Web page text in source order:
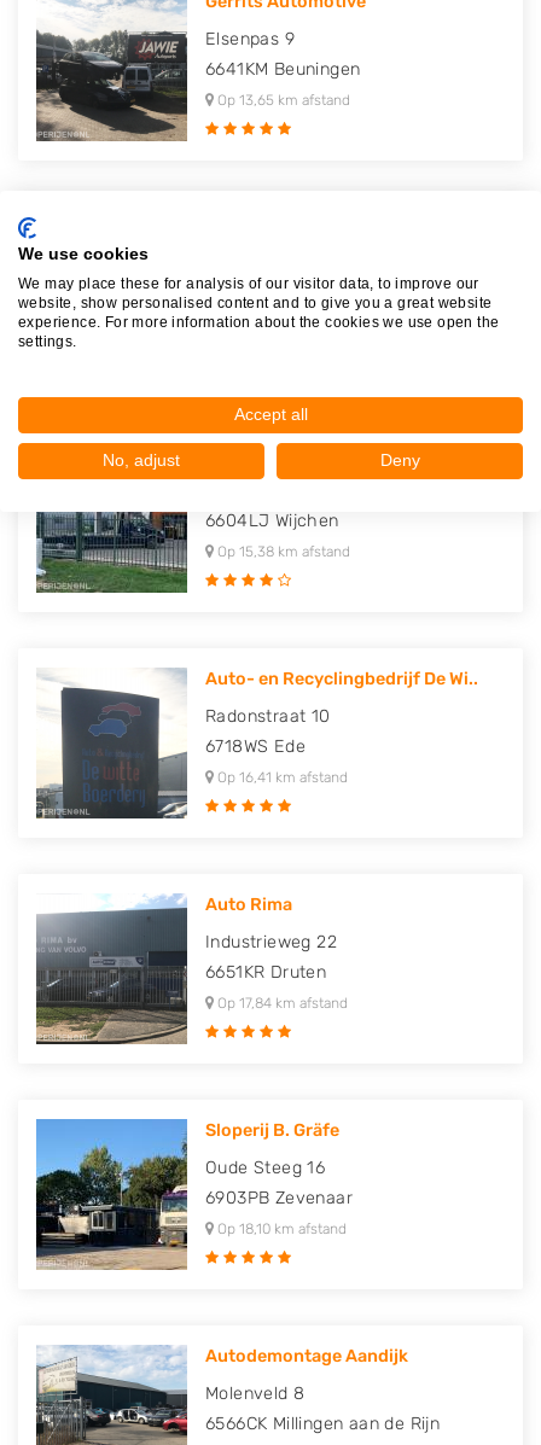
Elsenpas 9
6641KM Beuningen
Op 13,65 km afstand
6716AX Ede
Op 14,85 km afstand
Benzon Autoparts
6604LJ Wijchen
Op 15,38 km afstand
Auto- en Recyclingbedrijf De Wi..
Radonstraat 10
6718WS Ede
Op 16,41 km afstand
Auto Rima
Industrieweg 22
6651KR Druten
Op 17,84 km afstand
Sloperij B. Gräfe
Oude Steeg 16
6903PB Zevenaar
Op 18,10 km afstand
Autodemontage Aandijk
Molenveld 8
6566CK Millingen aan de Rijn
We use cookies
We may place these for analysis of our visitor data, to improve our
website, show personalised content and to give you a great website
experience. For more information about the cookies we use open the
settings.
Accept all
No, adjust Deny